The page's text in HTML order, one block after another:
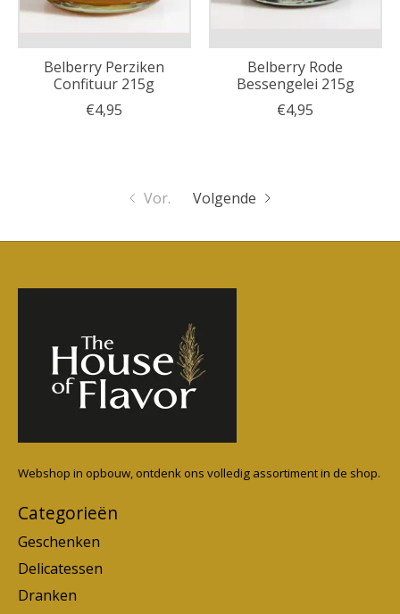
Belberry Perziken
Confituur 215g
€4,95
Belberry Rode
Bessengelei 215g
€4,95
Vor. Volgende
Webshop in opbouw, ontdenk ons volledig assortiment in de shop.
Categorieën
Geschenken
Delicatessen
Dranken